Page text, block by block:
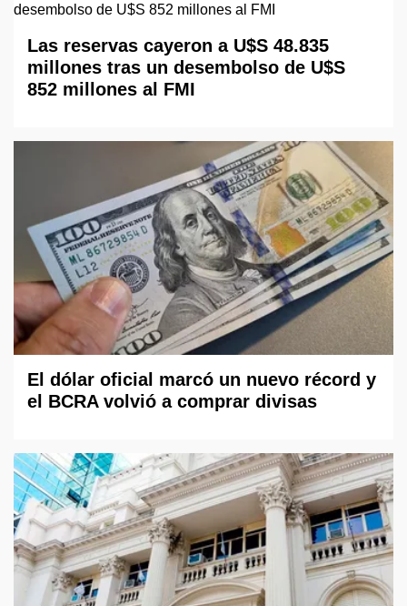
Las reservas cayeron a U$S 48.835
millones tras un desembolso de U$S
852 millones al FMI
El dólar oficial marcó un nuevo récord y
el BCRA volvió a comprar divisas